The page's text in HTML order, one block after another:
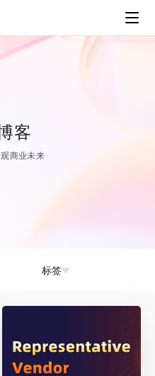
客
商业未来
标签